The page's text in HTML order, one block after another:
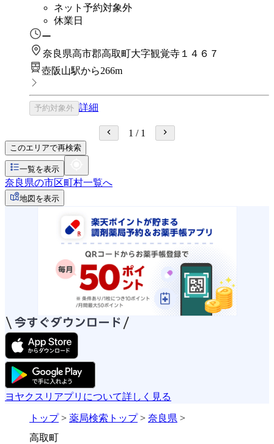
ネット予約対象外
休業日
ー
奈良県高市郡高取町大字観覚寺１４６７
壺阪山駅から266m
予約対象外 詳細
1 / 1
このエリアで再検索
一覧を表示
奈良県の市区町村一覧へ
地図を表示
ヨヤクスリアプリについて詳しく見る
トップ> 薬局検索トップ> 奈良県 >
高取町